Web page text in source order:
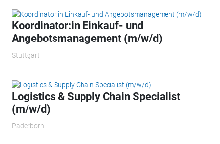
Koordinator:in Einkauf- und
Angebotsmanagement (m/w/d)
Stuttgart
Logistics & Supply Chain Specialist
(m/w/d)
Paderborn